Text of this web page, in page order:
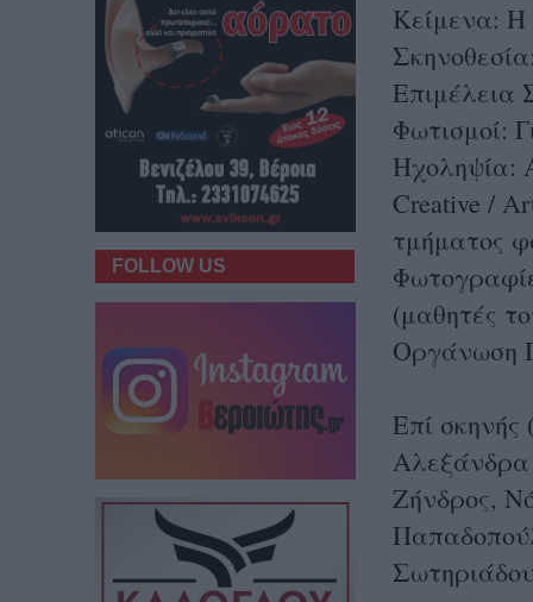
Κείμενα:
Επιμέλεια
Φωτισμοί:
Ηχοληψία:
Creative /
τμήματος
(μαθητές
Οργάνωση
Επί
Αλεξάνδρα
Ζήνδρος,
FOLLOW US